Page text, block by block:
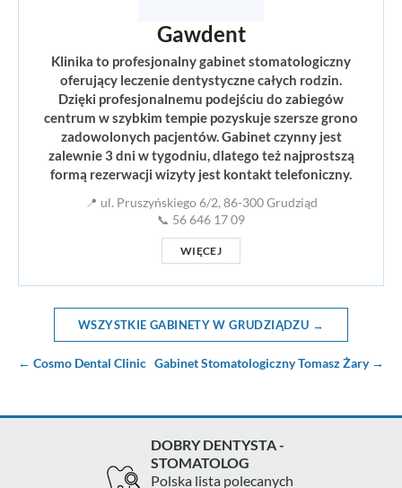
Gawdent
Klinika to profesjonalny gabinet stomatologiczny
oferujący leczenie dentystyczne całych rodzin.
Dzięki profesjonalnemu podejściu do zabiegów
centrum w szybkim tempie pozyskuje szersze grono
zadowolonych pacjentów. Gabinet czynny jest
zalewnie 3 dni w tygodniu, dlatego też najprostszą
formą rezerwacji wizyty jest kontakt telefoniczny.
📍 ul. Pruszyńskiego 6/2, 86-300 Grudziąd
📞 56 646 17 09
WIĘCEJ
WSZYSTKIE GABINETY W GRUDZIĄDZU →
← Cosmo Dental Clinic Gabinet Stomatologiczny Tomasz Żary →
DOBRY DENTYSTA -
STOMATOLOG
Polska lista polecanych